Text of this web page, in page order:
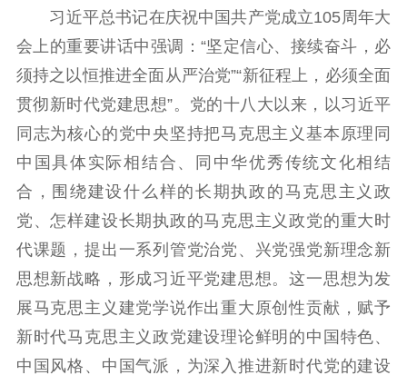
首页
江苏要闻
习近平总书记在庆祝中国共产党成立105周年大
会上的重要讲话中强调：“坚定信心、接续奋斗，必
须持之以恒推进全面从严治党”“新征程上，必须全面
贯彻新时代党建思想”。党的十八大以来，以习近平
同志为核心的党中央坚持把马克思主义基本原理同
中国具体实际相结合、同中华优秀传统文化相结
合，围绕建设什么样的长期执政的马克思主义政
党、怎样建设长期执政的马克思主义政党的重大时
代课题，提出一系列管党治党、兴党强党新理念新
思想新战略，形成习近平党建思想。这一思想为发
展马克思主义建党学说作出重大原创性贡献，赋予
新时代马克思主义政党建设理论鲜明的中国特色、
中国风格、中国气派，为深入推进新时代党的建设